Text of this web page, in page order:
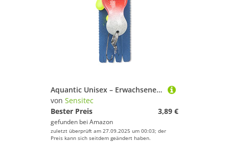
Aquantic Unisex – Erwachsene 10C4039507218232C10 Flatfish Spoon, Buttlöffel in DREI Dekoren, 2 Haken Größe 1/0, Länge 110cm, Vorfach 0,50mm/0,40mm (LR-Luminous-Red, 60g), Bunt, Normal
von Sensitec
Bester Preis
3,89 €
gefunden bei Amazon
zuletzt überprüft am 27.09.2025 um 00:03; der
Preis kann sich seitdem geändert haben.